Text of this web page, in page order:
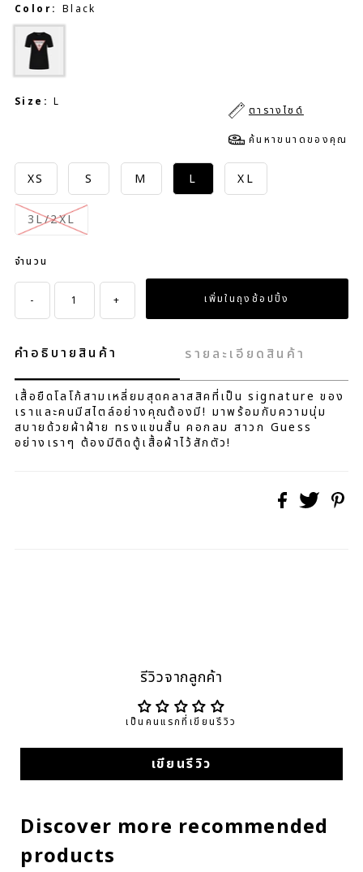
Color: Black
Size: L
ตารางไซด์
ค้นหาขนาดของคุณ
XS S M L XL
3L/2XL
จำนวน
- +
คำอธิบายสินค้า รายละเอียดสินค้า
เสื้อยืดโลโก้สามเหลี่ยมสุดคลาสสิคที่เป็น signature ของ
เราและคนมีสไตล์อย่างคุณต้องมี! มาพร้อมกับความนุ่ม
สบายด้วยผ้าฝ้าย ทรงแขนสั้น คอกลม สาวก Guess
อย่างเราๆ ต้องมีติดตู้เสื้อผ้าไว้สักตัว!
รีวิวจากลูกค้า
เป็นคนแรกที่เขียนรีวิว
เขียนรีวิว
Discover more recommended
products